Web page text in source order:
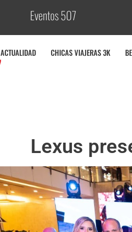
Eventos 507Cob
ACTUALIDAD CHICAS VIAJERAS 3K
Lexus